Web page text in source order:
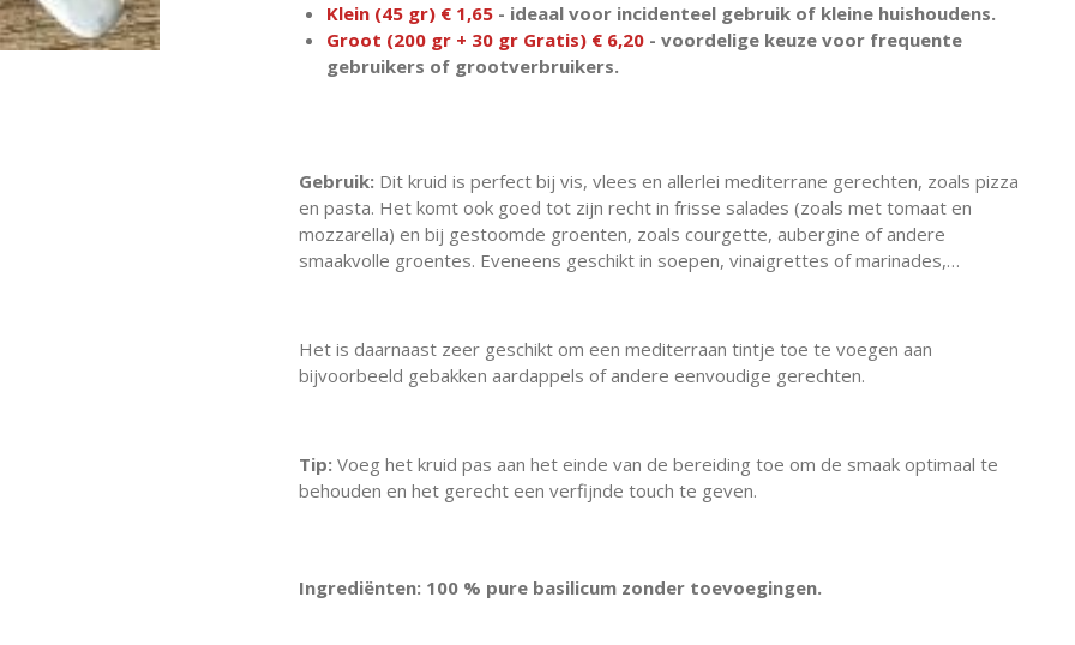
Klein (45 gr) € 1,65 - ideaal voor incidenteel gebruik of kleine huishoudens.
Groot (200 gr + 30 gr Gratis) € 6,20- voordelige keuze voor frequente
gebruikers of grootverbruikers.
Gebruik: Dit kruid is perfect bij vis, vlees en allerlei mediterrane gerechten, zoals pizza
en pasta. Het komt ook goed tot zijn recht in frisse salades (zoals met tomaat en
mozzarella) en bij gestoomde groenten, zoals courgette, aubergine of andere
smaakvolle groentes. Eveneens geschikt in soepen, vinaigrettes of marinades,…
Het is daarnaast zeer geschikt om een mediterraan tintje toe te voegen aan
bijvoorbeeld gebakken aardappels of andere eenvoudige gerechten.
Tip: Voeg het kruid pas aan het einde van de bereiding toe om de smaak optimaal te
behouden en het gerecht een verfijnde touch te geven.
Ingrediënten: 100 % pure basilicum zonder toevoegingen.